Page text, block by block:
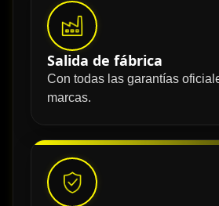
Salida de fábrica
Con todas las garantías
marcas.